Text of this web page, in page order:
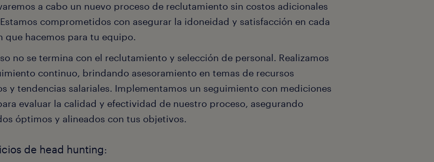
a cabo un nuevo proceso de reclutamiento sin costos adicionales
comprometidos con asegurar la idoneidad y satisfacción en cada
que hacemos para tu equipo.
no se termina con el reclutamiento y selección de personal. Realizamos
continuo, brindando asesoramiento en temas de recursos
y tendencias salariales. Implementamos un seguimiento con mediciones
evaluar la calidad y efectividad de nuestro proceso, asegurando
óptimos y alineados con tus objetivos.
de head hunting: